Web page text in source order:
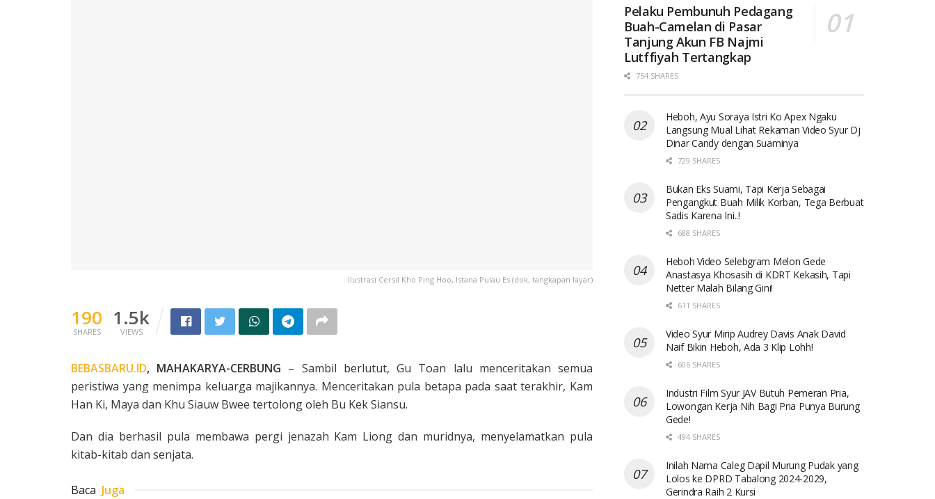
Ilustrasi Cersil Kho Ping Hoo, Istana Pulau Es (dok, tangkapan layar)
190
SHARES
1.5k
VIEWS
BEBASBARU.ID, MAHAKARYA-CERBUNG – Sambil berlutut, Gu Toan lalu men­ceritakan semua
peristiwa yang menimpa keluarga majikannya. Menceritakan pula betapa pada saat terakhir, Kam
Han Ki, Maya dan Khu Siauw Bwee tertolong oleh Bu Kek Siansu.
Dan dia berhasil pula membawa pergi jenazah Kam Liong dan muridnya, menyelamatkan pula
kitab­-kitab dan senjata.
Baca Juga
Pelaku Pembunuh Pedagang
Buah-Camelan di Pasar
Tanjung Akun FB Najmi
Lutffiyah Tertangkap
754 SHARES
Heboh, Ayu Soraya Istri Ko Apex Ngaku
Langsung Mual Lihat Rekaman Video Syur Dj
Dinar Candy dengan Suaminya
729 SHARES
Bukan Eks Suami, Tapi Kerja Sebagai
Pengangkut Buah Milik Korban, Tega Berbuat
Sadis Karena Ini..!
688 SHARES
Heboh Video Selebgram Melon Gede
Anastasya Khosasih di KDRT Kekasih, Tapi
Netter Malah Bilang Gini!
611 SHARES
Video Syur Mirip Audrey Davis Anak David
Naif Bikin Heboh, Ada 3 Klip Lohh!
606 SHARES
Industri Film Syur JAV Butuh Pemeran Pria,
Lowongan Kerja Nih Bagi Pria Punya Burung
Gede!
494 SHARES
Inilah Nama Caleg Dapil Murung Pudak yang
Lolos ke DPRD Tabalong 2024-2029,
Gerindra Raih 2 Kursi